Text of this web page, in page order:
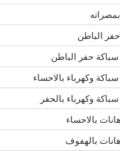
الباطن
حفر الباطن
وكهرباء بالاحساء
وكهرباء بالحفر
بالاحساء
بالهفوف